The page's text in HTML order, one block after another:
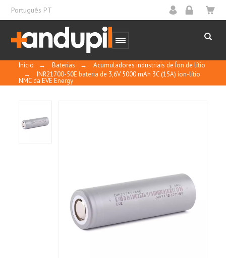
Português PT
Início → Baterias →
Acumuladores industriais de Íon de lítio
→
INR21700-50E bateria de 3,6V 5000 mAh 3C (15A) íon-lítio
NMC da EVE Energy